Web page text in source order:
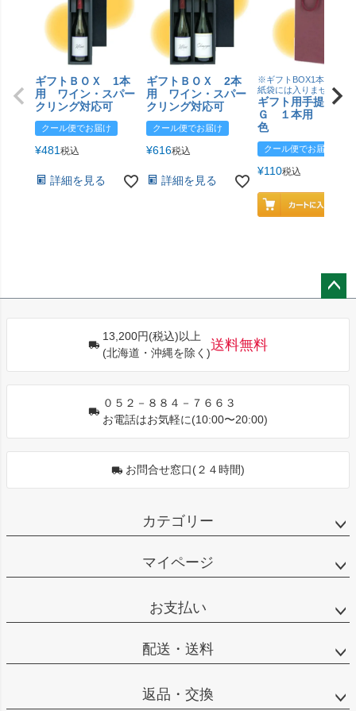
ギフトＢＯＸ 1本
用 ワイン・スパー
クリング対応可
クール便でお届け
¥481税込
詳細を見る
ギフトＢＯＸ 2本
用 ワイン・スパー
クリング対応可
クール便でお届け
¥616税込
詳細を見る
※ギフトBOX1本用はこ
紙袋には入りません
ギフト用手提げＢ
Ｇ １本用 エン
色
クール便でお届け
¥110税込
13,200円(税込)以上
(北海道・沖縄を除く)
送料無料
０５２－８８４－７６６３
お電話はお気軽に(10:00〜20:00)
お問合せ窓口(２４時間)
カテゴリー
マイページ
お支払い
配送・送料
返品・交換